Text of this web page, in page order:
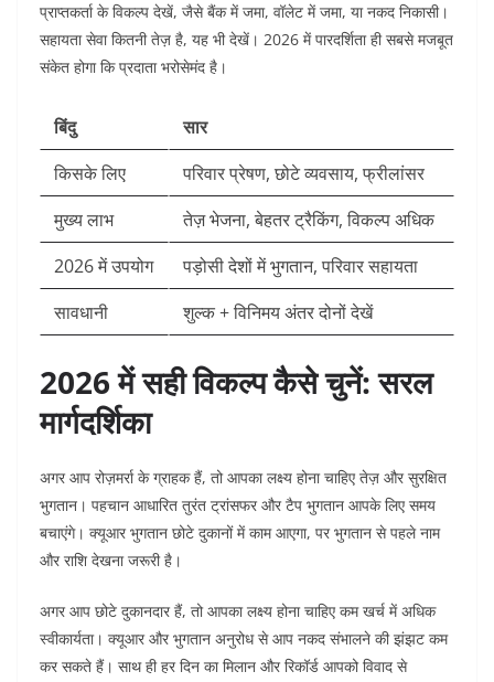
प्राप्तकर्ता के विकल्प देखें, जैसे बैंक में जमा, वॉलेट में जमा, या नकद निकासी।
सहायता सेवा कितनी तेज़ है, यह भी देखें। 2026 में पारदर्शिता ही सबसे मजबूत
संकेत होगा कि प्रदाता भरोसेमंद है।
बिंदु
सार
किसके लिए
परिवार प्रेषण, छोटे व्यवसाय, फ्रीलांसर
मुख्य लाभ
तेज़ भेजना, बेहतर ट्रैकिंग, विकल्प अधिक
2026 में उपयोग
पड़ोसी देशों में भुगतान, परिवार सहायता
सावधानी
शुल्क + विनिमय अंतर दोनों देखें
2026 में सही विकल्प कैसे चुनें: सरल
मार्गदर्शिका
अगर आप रोज़मर्रा के ग्राहक हैं, तो आपका लक्ष्य होना चाहिए तेज़ और सुरक्षित
भुगतान। पहचान आधारित तुरंत ट्रांसफर और टैप भुगतान आपके लिए समय
बचाएंगे। क्यूआर भुगतान छोटे दुकानों में काम आएगा, पर भुगतान से पहले नाम
और राशि देखना जरूरी है।
अगर आप छोटे दुकानदार हैं, तो आपका लक्ष्य होना चाहिए कम खर्च में अधिक
स्वीकार्यता। क्यूआर और भुगतान अनुरोध से आप नकद संभालने की झंझट कम
कर सकते हैं। साथ ही हर दिन का मिलान और रिकॉर्ड आपको विवाद से